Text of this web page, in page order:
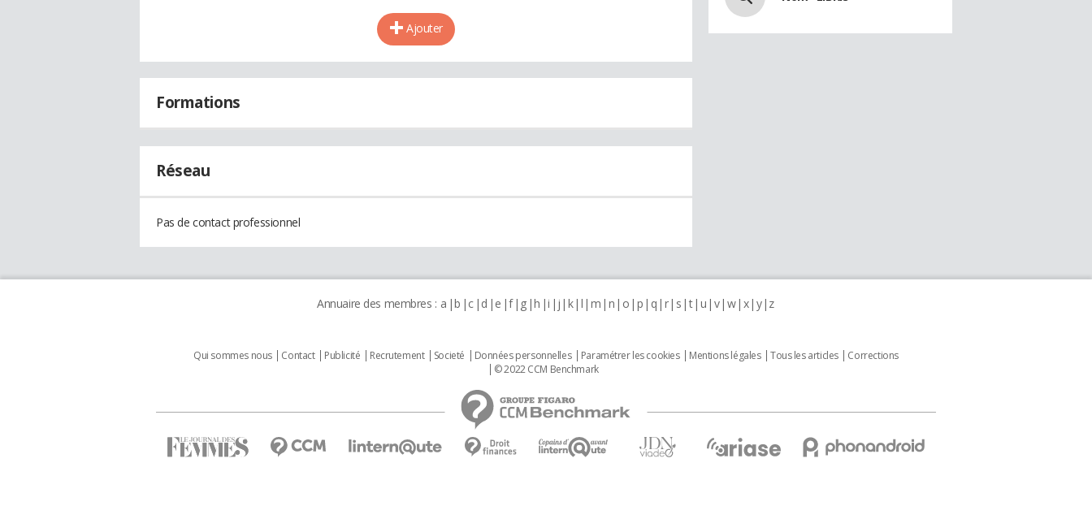
Ajouter
Formations
Réseau
Pas de contact professionnel
Annuaire des membres : a b c d e f g h i j k l m n o p q r s t u v w x y z
Qui sommes nous Contact Publicité Recrutement Societé Données personnelles Paramétrer les cookies Mentions légales Tous les articles
Corrections
© 2022 CCM Benchmark